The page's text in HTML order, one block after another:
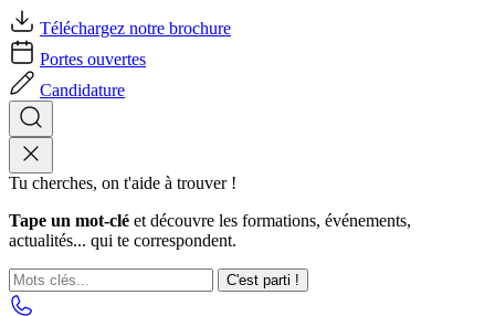
Téléchargez notre brochure
Portes ouvertes
Candidature
Tu cherches, on t'aide à trouver !
Tape un mot-clé et découvre les formations, événements,
actualités... qui te correspondent.
C'est parti !